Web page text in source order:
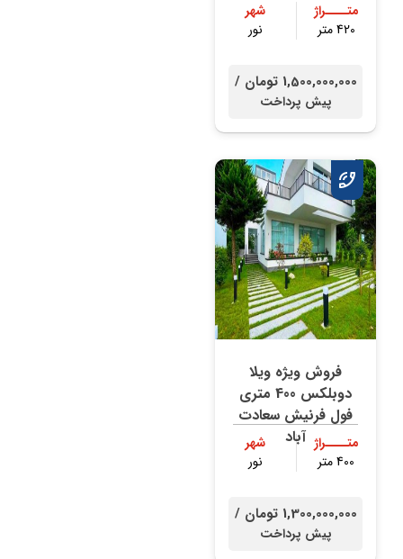
متــــراژ
420 متر
شهر
نور
1,500,000,000 تومان /
پیش پرداخت
فروش ویژه ویلا
دوبلکس 400 متری
فول فرنیش سعادت
آباد متــــراژ
400 متر
شهر
نور
1,300,000,000 تومان /
پیش پرداخت